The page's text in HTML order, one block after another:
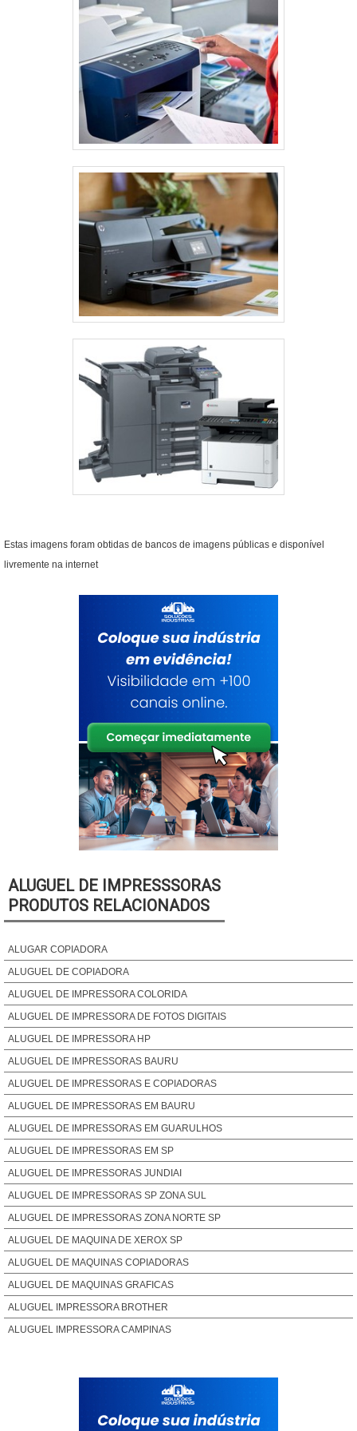
Estas imagens foram obtidas de bancos de imagens públicas e disponível
livremente na internet
ALUGUEL DE IMPRESSSORAS
PRODUTOS RELACIONADOS
ALUGAR COPIADORA
ALUGUEL DE COPIADORA
ALUGUEL DE IMPRESSORA COLORIDA
ALUGUEL DE IMPRESSORA DE FOTOS DIGITAIS
ALUGUEL DE IMPRESSORA HP
ALUGUEL DE IMPRESSORAS BAURU
ALUGUEL DE IMPRESSORAS E COPIADORAS
ALUGUEL DE IMPRESSORAS EM BAURU
ALUGUEL DE IMPRESSORAS EM GUARULHOS
ALUGUEL DE IMPRESSORAS EM SP
ALUGUEL DE IMPRESSORAS JUNDIAI
ALUGUEL DE IMPRESSORAS SP ZONA SUL
ALUGUEL DE IMPRESSORAS ZONA NORTE SP
ALUGUEL DE MAQUINA DE XEROX SP
ALUGUEL DE MAQUINAS COPIADORAS
ALUGUEL DE MAQUINAS GRAFICAS
ALUGUEL IMPRESSORA BROTHER
ALUGUEL IMPRESSORA CAMPINAS
ALUGUEL IMPRESSORA LASER COLORIDA
ALUGUEL IMPRESSORA LASER COLORIDA A3